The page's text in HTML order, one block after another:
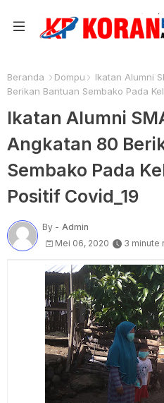
Beranda Dompu
Ikatan Alumni
Berikan Bantuan Sembako Pada
Ikatan Alumni
Angkatan 80
Sembako Pada
Positif Covid_19
By - Admin
Mei 06, 2020
3 minute